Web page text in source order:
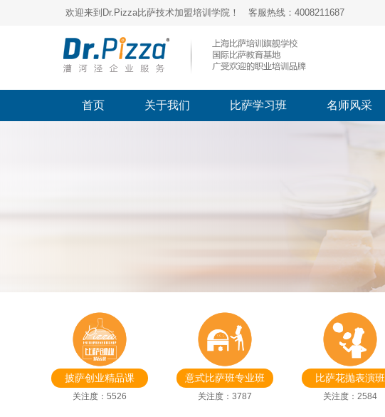
欢迎来到Dr.Pizza比萨技术加盟培训学院！ 客服热线：4008211687
首页 关于我们 比萨学习班 名师风采
披萨创业精品课
关注度：5526
意式比萨班专业班
关注度：3787
比萨花抛表演班
关注度：2584